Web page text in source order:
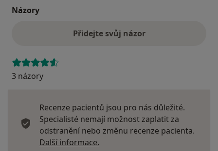
Názory
Přidejte svůj názor
3 názory
Recenze pacientů jsou pro nás důležité.
Specialisté nemají možnost zaplatit za
odstranění nebo změnu recenze pacienta.
Další informace.